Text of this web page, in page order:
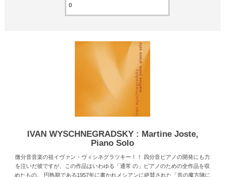
IVAN WYSCHNEGRADSKY : Martine Joste,
Piano Solo
微分音音楽の祖イヴァン・ヴィシネグラツキー！！ 四分音ピアノの開発にも力
を注いだ彼ですが、この作品はいわゆる「通常 の」ピアノのための全作品を収
めたもの。 円熟期である1957年に書かれメシアンに絶賛された「音の魔方陣に